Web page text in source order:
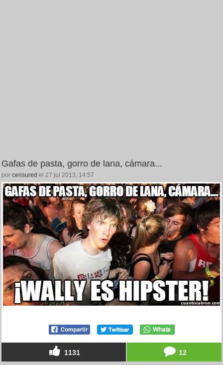
Gafas de pasta, gorro de lana, cámara...
por censured el 27 jul 2013, 14:57
1131 12